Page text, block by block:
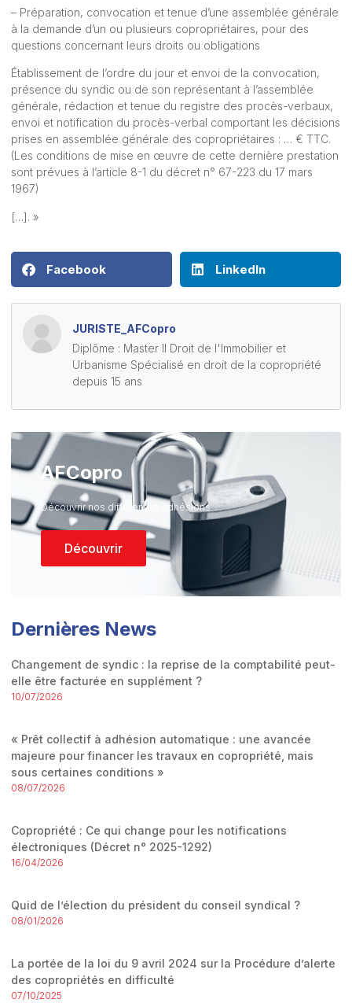
– Préparation, convocation et tenue d’une assemblée générale
à la demande d’un ou plusieurs copropriétaires, pour des
questions concernant leurs droits ou obligations
Établissement de l’ordre du jour et envoi de la convocation,
présence du syndic ou de son représentant à l’assemblée
générale, rédaction et tenue du registre des procès-verbaux,
envoi et notification du procès-verbal comportant les décisions
prises en assemblée générale des copropriétaires : … € TTC.
(Les conditions de mise en œuvre de cette dernière prestation
sont prévues à l’article 8-1 du décret n° 67-223 du 17 mars
1967)
[…]. »
Facebook LinkedIn
JURISTE_AFCopro
Diplôme : Master II Droit de l'Immobilier et
Urbanisme Spécialisé en droit de la copropriété
depuis 15 ans
AFCopro
Découvrir nos différentes Adhésions
Découvrir
Dernières News
Changement de syndic : la reprise de la comptabilité peut-
elle être facturée en supplément ?
10/07/2026
« Prêt collectif à adhésion automatique : une avancée
majeure pour financer les travaux en copropriété, mais
sous certaines conditions »
08/07/2026
Copropriété : Ce qui change pour les notifications
électroniques (Décret n° 2025-1292)
16/04/2026
Quid de l’élection du président du conseil syndical ?
08/01/2026
La portée de la loi du 9 avril 2024 sur la Procédure d’alerte
des copropriétés en difficulté
07/10/2025